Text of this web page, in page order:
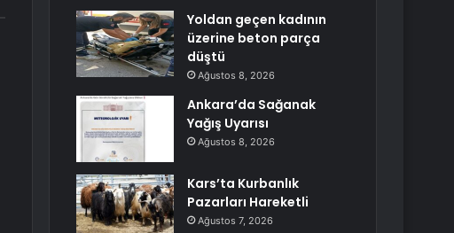
Yoldan geçen kadının
üzerine beton parça
düştü
Ağustos 8, 2026
Ankara’da Sağanak
Yağış Uyarısı
Ağustos 8, 2026
Kars’ta Kurbanlık
Pazarları Hareketli
Ağustos 7, 2026